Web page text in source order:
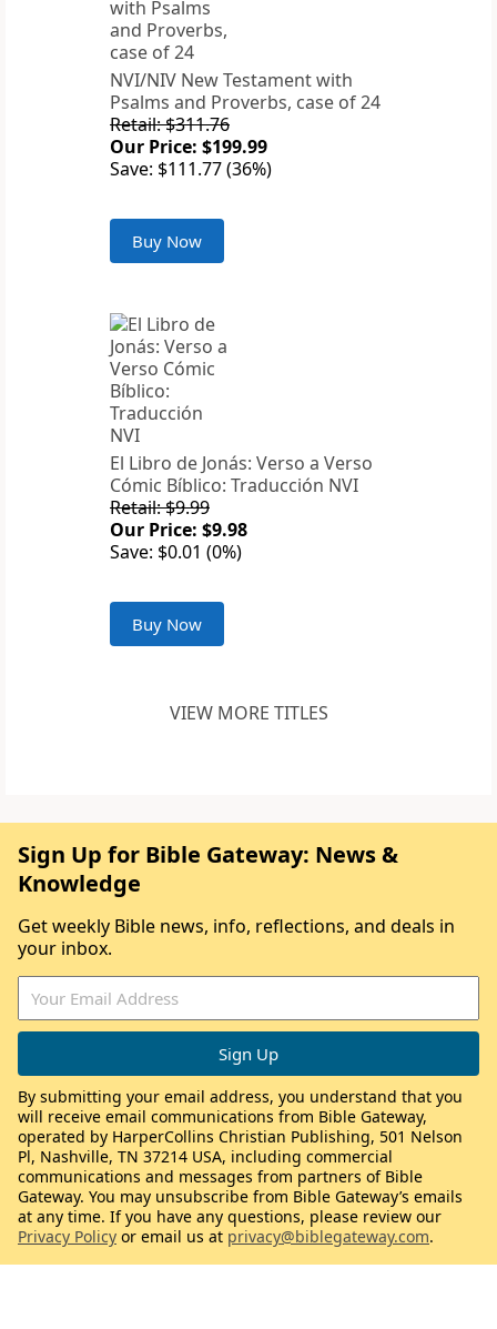
NVI/NIV New Testament with
Psalms and Proverbs, case of 24
Retail: $311.76
Our Price: $199.99
Save: $111.77 (36%)
Buy Now
El Libro de Jonás: Verso a Verso
Cómic Bíblico: Traducción NVI
Retail: $9.99
Our Price: $9.98
Save: $0.01 (0%)
Buy Now
VIEW MORE TITLES
Sign Up for Bible Gateway: News &
Knowledge
Get weekly Bible news, info, reflections, and deals in
your inbox.
By submitting your email address, you understand that you
will receive email communications from Bible Gateway,
operated by HarperCollins Christian Publishing, 501 Nelson
Pl, Nashville, TN 37214 USA, including commercial
communications and messages from partners of Bible
Gateway. You may unsubscribe from Bible Gateway’s emails
at any time. If you have any questions, please review our
Privacy Policy or email us at privacy@biblegateway.com.